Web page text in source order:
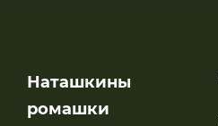
Наташкины
ромашки